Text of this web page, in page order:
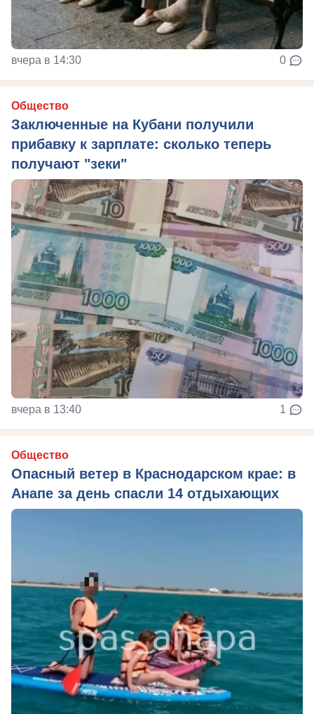
вчера в 14:30 0
Общество
Заключенные на Кубани получили
прибавку к зарплате: сколько теперь
получают "зеки"
вчера в 13:40 1
Общество
Опасный ветер в Краснодарском крае: в
Анапе за день спасли 14 отдыхающих